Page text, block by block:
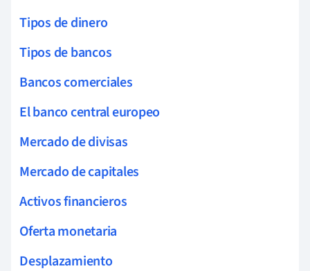
Tipos de dinero
Tipos de bancos
Bancos comerciales
El banco central europeo
Mercado de divisas
Mercado de capitales
Activos financieros
Oferta monetaria
Desplazamiento